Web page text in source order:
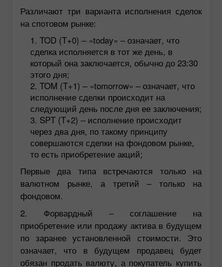
Различают три варианта исполнения сделок
на спотовом рынке:
TOD (T+0) – «today» – означает, что
сделка исполняется в тот же день, в
который она заключается, обычно до 23:30
этого дня;
TOM (T+1) – «tomorrow» – означает, что
исполнение сделки происходит на
следующий день после дня ее заключения;
SPT (T+2) – исполнение происходит
через два дня, по такому принципу
совершаются сделки на фондовом рынке,
то есть приобретение акций;
Первые два типа встречаются только на
валютном рынке, а третий – только на
фондовом.
2. Форвардный – соглашение на
приобретение или продажу актива в будущем
по заранее установленной стоимости. Это
означает, что в будущем продавец будет
обязан продать валюту, а покупатель купить